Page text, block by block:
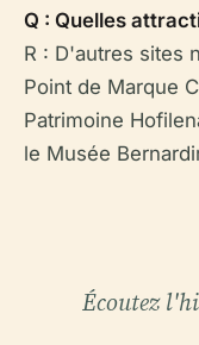
Q : Quelles
R : D'autres sites
Point de Marque
Patrimoine
le Musée
Écoutez